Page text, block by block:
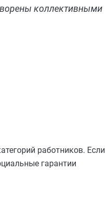
коллективными
работников. Если
гарантии